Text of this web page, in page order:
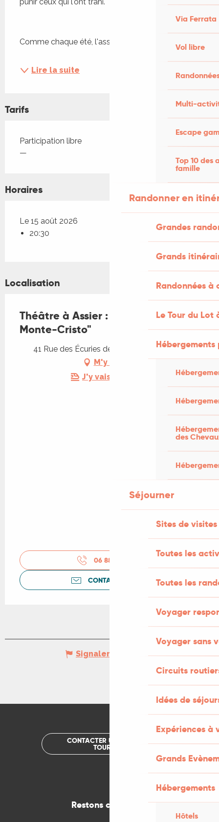
Via Ferrata
Vol libre
Multi-
Escape
Top 10 des
famille
Randonner en
Grandes
Grands
Randonnées
Le Tour du Lot
des
Séjourner
Sites de visites
Toutes les
Toutes les
Voyager
Voyager sans
Circuits
Idées de
Expériences à
Grands
Hébergements
Hôtels
Comme chaque été, l'assocation...
Lire la suite
Tarifs
Tarifs 2026
Participation libre
—
Horaires
Le 15 août 2026
20:30
Localisation
Théâtre à Assier : "Le comte de
Monte-Cristo"
41 Rue des Écuries de Galiot, 46320 Assier
M'y rendre
J'y vais en train !
06 88 17 22
CONTACTEZ-NOUS
Signaler une erreur
CONTACTER UN OFFICE DE
TOURISME
Restons connectés